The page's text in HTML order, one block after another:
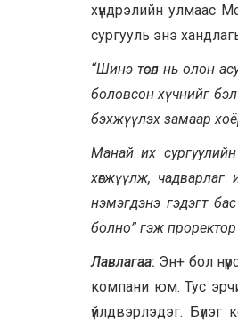
хүндрэлийн улмаас
сургууль энэ
“Шинэ төсөл нь олон
боловсон хүчнийг
бэхжүүлэх замаар
Манай их сургуулийн
хөгжүүлж, чадварлаг
нэмэгдэнэ гэдэгт
болно” гэж
Лавлагаа: Эн+ бол
компани юм. Тус
үйлдвэрлэдэг.